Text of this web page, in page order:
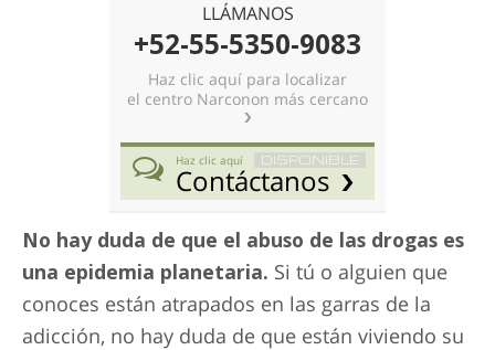
LLÁMANOS
+52-55-5350-9083
Haz clic aquí para localizar
el centro Narconon más cercano
DISPONIBLE
Haz clic aquí
Contáctanos
No hay duda de que el abuso de las drogas es
una epidemia planetaria. Si tú o alguien que
conoces están atrapados en las garras de la
adicción, no hay duda de que están viviendo su